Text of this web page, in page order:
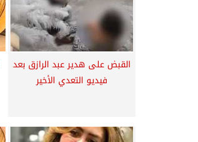
القبض على هدير عبد الرازق بعد
فيديو التعدي الأخير